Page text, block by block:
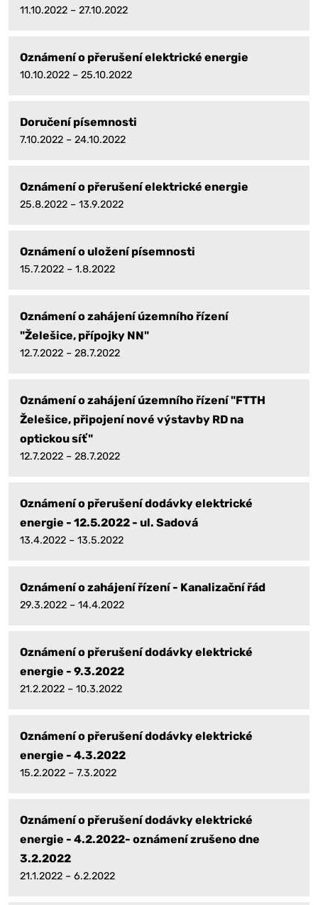
11.10.2022 – 27.10.2022
Oznámení o přerušení elektrické energie
10.10.2022 – 25.10.2022
Doručení písemnosti
7.10.2022 – 24.10.2022
Oznámení o přerušení elektrické energie
25.8.2022 – 13.9.2022
Oznámení o uložení písemnosti
15.7.2022 – 1.8.2022
Oznámení o zahájení územního řízení
"Želešice, přípojky NN"
12.7.2022 – 28.7.2022
Oznámení o zahájení územního řízení "FTTH
Želešice, připojení nové výstavby RD na
optickou síť"
12.7.2022 – 28.7.2022
Oznámení o přerušení dodávky elektrické
energie - 12.5.2022 - ul. Sadová
13.4.2022 – 13.5.2022
Oznámení o zahájení řízení - Kanalizační řád
29.3.2022 – 14.4.2022
Oznámení o přerušení dodávky elektrické
energie - 9.3.2022
21.2.2022 – 10.3.2022
Oznámení o přerušení dodávky elektrické
energie - 4.3.2022
15.2.2022 – 7.3.2022
Oznámení o přerušení dodávky elektrické
energie - 4.2.2022- oznámení zrušeno dne
3.2.2022
21.1.2022 – 6.2.2022